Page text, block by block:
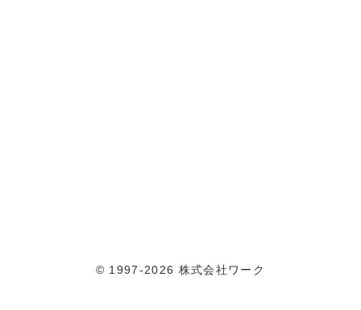
© 1997-2026 株式会社ワーク